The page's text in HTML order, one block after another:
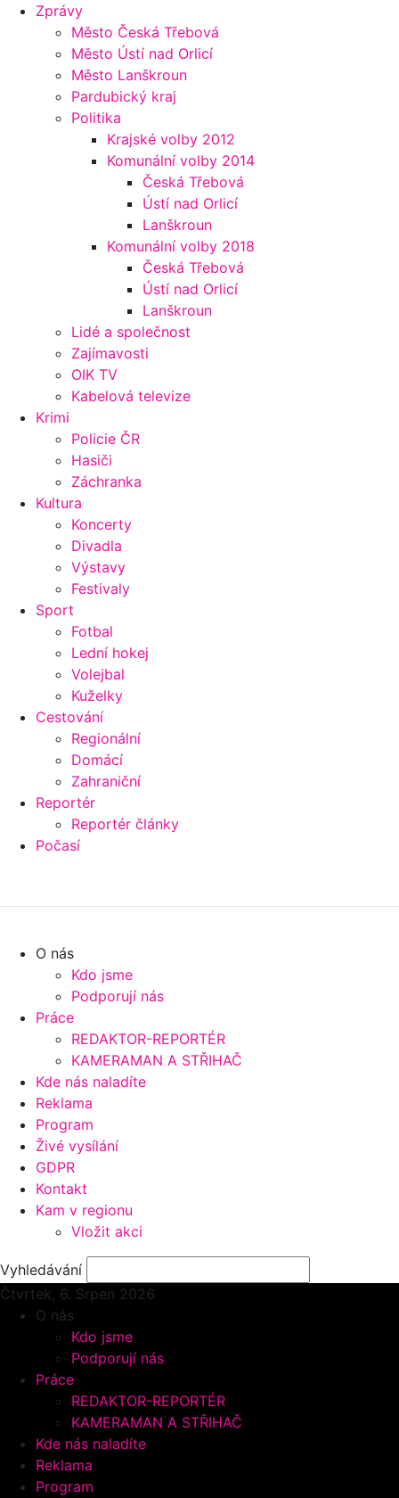
Zprávy
Město Česká Třebová
Město Ústí nad Orlicí
Město Lanškroun
Pardubický kraj
Politika
Krajské volby 2012
Komunální volby 2014
Česká Třebová
Ústí nad Orlicí
Lanškroun
Komunální volby 2018
Česká Třebová
Ústí nad Orlicí
Lanškroun
Lidé a společnost
Zajímavosti
OIK TV
Kabelová televize
Krimi
Policie ČR
Hasiči
Záchranka
Kultura
Koncerty
Divadla
Výstavy
Festivaly
Sport
Fotbal
Lední hokej
Volejbal
Kuželky
Cestování
Regionální
Domácí
Zahraniční
Reportér
Reportér články
Počasí
O nás
Kdo jsme
Podporují nás
Práce
REDAKTOR-REPORTÉR
KAMERAMAN A STŘIHAČ
Kde nás naladíte
Reklama
Program
Živé vysílání
GDPR
Kontakt
Kam v regionu
Vložit akci
Vyhledávání
Čtvrtek, 6. Srpen 2026
O nás
Kdo jsme
Podporují nás
Práce
REDAKTOR-REPORTÉR
KAMERAMAN A STŘIHAČ
Kde nás naladíte
Reklama
Program